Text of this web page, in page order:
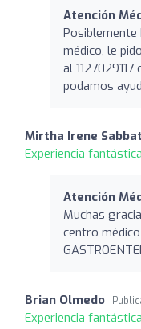
Atención
Posiblemente
médico, le
al
podamos
Mirtha Irene
Experiencia
Atención
Muchas
centro
Brian Olmedo
Experiencia